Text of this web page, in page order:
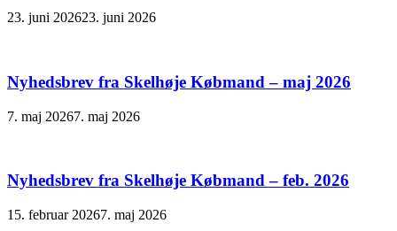
23. juni 202623. juni 2026
Nyhedsbrev fra Skelhøje Købmand – maj 2026
7. maj 20267. maj 2026
Nyhedsbrev fra Skelhøje Købmand – feb. 2026
15. februar 20267. maj 2026